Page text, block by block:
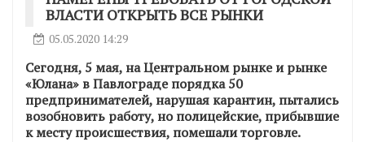
ВЛАСТИ ОТКРЫТЬ ВСЕ РЫНКИ
05.05.2020 14:29
Сегодня, 5 мая, на Центральном рынке и рынке
«Юлана» в Павлограде порядка 50
предпринимателей, нарушая карантин, пытались
возобновить работу, но полицейские, прибывшие
к месту происшествия, помешали торговле.